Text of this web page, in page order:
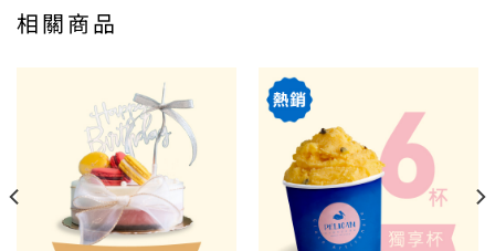
相關商品